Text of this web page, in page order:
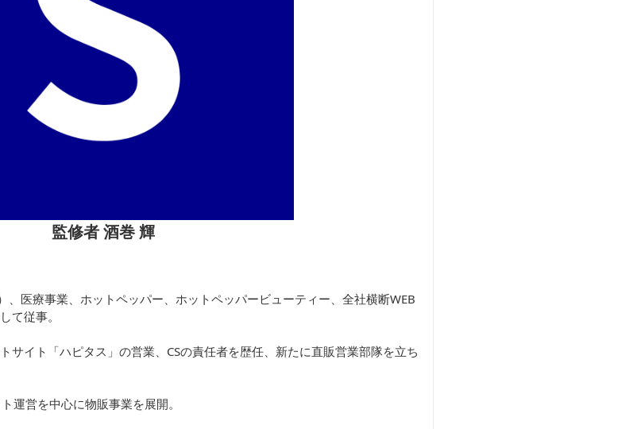
監修者 酒巻 輝
医療事業、ホットペッパー、ホットペッパービューティー、全社横断WEB
て従事。
サイト「ハピタス」の営業、CSの責任者を歴任、新たに直販営業部隊を立ち
運営を中心に物販事業を展開。